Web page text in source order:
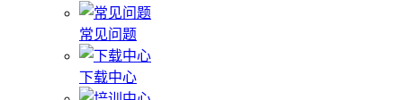
常见问题
下载中心